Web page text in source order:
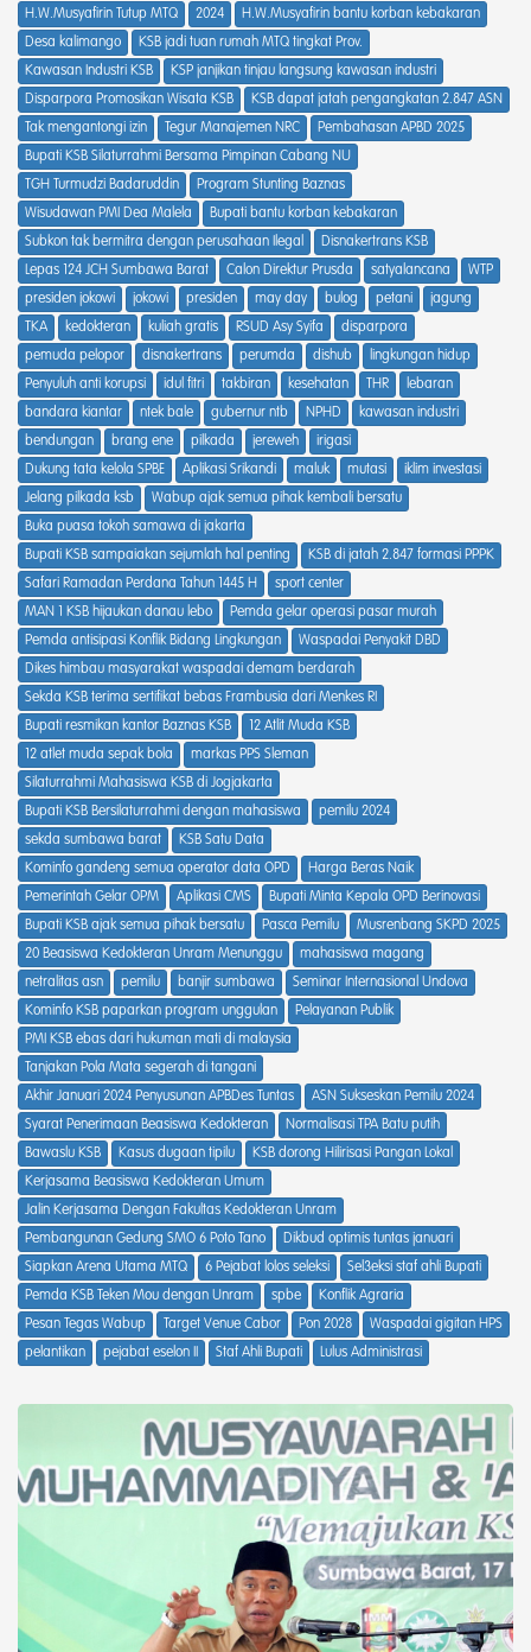
H.W.Musyafirin Tutup MTQ
2024
H.W.Musyafirin bantu korban kebakaran
Desa kalimango
KSB jadi tuan rumah MTQ tingkat Prov.
Kawasan Industri KSB
KSP janjikan tinjau langsung kawasan industri
Disparpora Promosikan Wisata KSB
KSB dapat jatah pengangkatan 2.847 ASN
Tak mengantongi izin
Tegur Manajemen NRC
Pembahasan APBD 2025
Bupati KSB Silaturrahmi Bersama Pimpinan Cabang NU
TGH Turmudzi Badaruddin
Program Stunting Baznas
Wisudawan PMI Dea Malela
Bupati bantu korban kebakaran
Subkon tak bermitra dengan perusahaan Ilegal
Disnakertrans KSB
Lepas 124 JCH Sumbawa Barat
Calon Direktur Prusda satyalancana
WTP
presiden jokowi
jokowi presiden may day bulog petani
jagung
TKA
kedokteran kuliah gratis RSUD Asy Syifa
disparpora
pemuda pelopor
disnakertrans perumda dishub
lingkungan hidup
Penyuluh anti korupsi
idul fitri takbiran kesehatan THR
lebaran
bandara kiantar
ntek bale gubernur ntb NPHD
kawasan industri
bendungan
brang ene pilkada jereweh
irigasi
Dukung tata kelola SPBE
Aplikasi Srikandi maluk mutasi
iklim investasi
Jelang pilkada ksb
Wabup ajak semua pihak kembali bersatu
Buka puasa tokoh samawa di jakarta
Bupati KSB sampaiakan sejumlah hal penting
KSB di jatah 2.847 formasi PPPK
Safari Ramadan Perdana Tahun 1445 H
sport center
MAN 1 KSB hijaukan danau lebo
Pemda gelar operasi pasar murah
Pemda antisipasi Konflik Bidang Lingkungan
Waspadai Penyakit DBD
Dikes himbau masyarakat waspadai demam berdarah
Sekda KSB terima sertifikat bebas Frambusia dari Menkes RI
Bupati resmikan kantor Baznas KSB
12 Atlit Muda KSB
12 atlet muda sepak bola
markas PPS Sleman
Silaturrahmi Mahasiswa KSB di Jogjakarta
Bupati KSB Bersilaturrahmi dengan mahasiswa
pemilu 2024
sekda sumbawa barat
KSB Satu Data
Kominfo gandeng semua operator data OPD
Harga Beras Naik
Pemerintah Gelar OPM
Aplikasi CMS
Bupati Minta Kepala OPD Berinovasi
Bupati KSB ajak semua pihak bersatu
Pasca Pemilu
Musrenbang SKPD 2025
20 Beasiswa Kedokteran Unram Menunggu
mahasiswa magang
netralitas asn
pemilu banjir sumbawa
Seminar Internasional Undova
Kominfo KSB paparkan program unggulan
Pelayanan Publik
PMI KSB ebas dari hukuman mati di malaysia
Tanjakan Pola Mata segerah di tangani
Akhir Januari 2024 Penyusunan APBDes Tuntas
ASN Sukseskan Pemilu 2024
Syarat Penerimaan Beasiswa Kedokteran
Normalisasi TPA Batu putih
Bawaslu KSB
Kasus dugaan tipilu
KSB dorong Hilirisasi Pangan Lokal
Kerjasama Beasiswa Kedokteran Umum
Jalin Kerjasama Dengan Fakultas Kedokteran Unram
Pembangunan Gedung SMO 6 Poto Tano
Dikbud optimis tuntas januari
Siapkan Arena Utama MTQ
6 Pejabat lolos seleksi
Sel3eksi staf ahli Bupati
Pemda KSB Teken Mou dengan Unram
spbe
Konflik Agraria
Pesan Tegas Wabup
Target Venue Cabor Pon 2028
Waspadai gigitan HPS
pelantikan
pejabat eselon II Staf Ahli Bupati Lulus Administrasi